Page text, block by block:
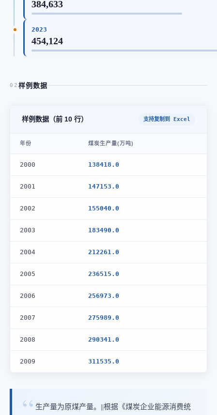
384,633
2023
454,124
02 样例数据
样例数据（前 10 行） 支持复制到 Excel
年份 煤炭生产量(万吨)
2000 138418.0
2001 147153.0
2002 155040.0
2003 183490.0
2004 212261.0
2005 236515.0
2006 256973.0
2007 275989.0
2008 290341.0
2009 311535.0
生产量为原煤产量。||根据《煤炭企业能源消费统